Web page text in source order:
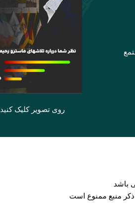
روی تصویر کلیک کنید
باشد
ذکر منبع ممنوع است